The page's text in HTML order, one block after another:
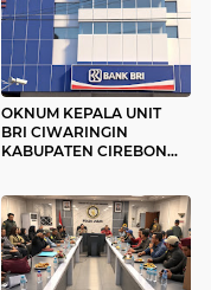
OKNUM KEPALA UNIT
BRI CIWARINGIN
KABUPATEN CIREBON